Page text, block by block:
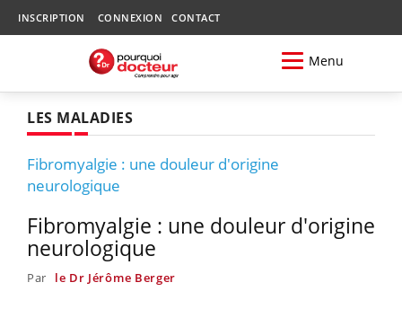
INSCRIPTION CONNEXION CONTACT
Menu
LES MALADIES
Fibromyalgie : une douleur d'origine
neurologique
Fibromyalgie : une douleur d'origine
neurologique
Par le Dr Jérôme Berger